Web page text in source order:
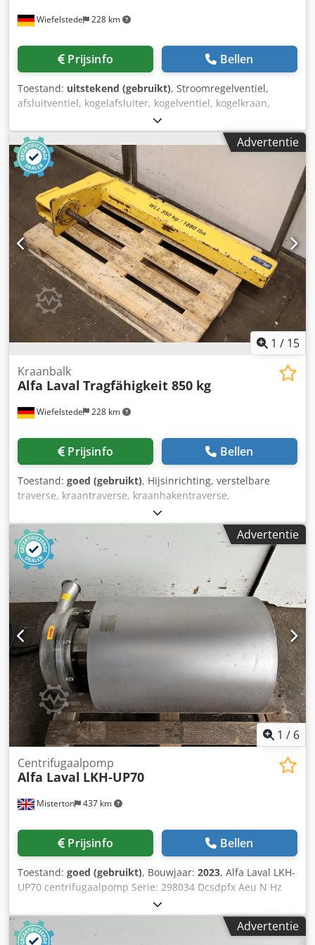
Wiefelstede 228 km
Prijsinfo Bellen
Toestand: uitstekend (gebruikt), Stroomregelventiel,
afsluitventiel, kogelafsluiter, kogelventiel, kogelkraan,
overdrukventiel, regelventiel, doorstroomschakelaar,
inregelventiel - Fabrikant: Alfa Laval, regelventiel met
doorstroomschakelaar, ongebruikt - Type: RV4 nr.:
1762570-80 Djdpfx Aoq Rx Abem Dock - Grootte: DN25 -
Aantal: 2x ventiel beschikbaar - Prijs: per stuk -
Afmetingen: 125/104/H195 mm - Gewicht: 3,6 kg/stuk
Advertentie
1 / 15
Wiefelstede 228 km
Kraanbalk
Alfa Laval Tragfähigkeit 850 kg
Prijsinfo Bellen
Toestand: goed (gebruikt), Hijsinrichting, verstelbare
traverse, kraantraverse, kraanhakentraverse,
lastentraverse, zware lasttraverse, egalisatietraverse,
hijsinrichting, materiaalheffer voor heflift, halkraan,
zwenkkraan op kolom, werkplaatskraan, kettingtakel
Dcjdpfxjzf E Ege Am Dek - Fabrikant: Alfa Laval,
hijsinrichting uit een dekantercentrifuge - Draagvermogen:
850 kg .: 6123 2745 85 - Transportafmetingen:
1375/595/H255 mm - Gewicht: 73 kg
Advertentie
1 / 6
Misterton 437 km
Centrifugaalpomp
Alfa Laval LKH-UP70
Prijsinfo Bellen
Toestand: goed (gebruikt), Bouwjaar: 2023, Alfa Laval LKH-
UP70 centrifugaalpomp Serie: 298034 Dcsdpfx Aeu N Hz
Sem Dek 2023, Roestvaststalen centrifugaalpomp, 22Kw
motor, 3Ph
Advertentie